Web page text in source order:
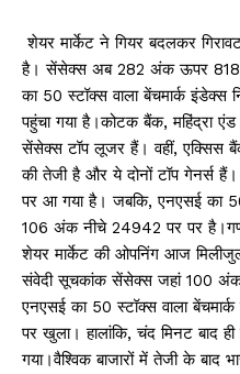
शेयर मार्केट ने गियर बदलकर
है। सेंसेक्स अब 282 अंक ऊपर
का 50 स्टॉक्स वाला बेंचमार्क
पहुंचा गया है।कोटक बैंक, महिंद्रा
सेंसेक्स टॉप लूजर हैं। वहीं,
की तेजी है और ये दोनों टॉप गेनर्स
पर आ गया है। जबकि, एनएसई का 50
106 अंक नीचे 24942 पर पर
शेयर मार्केट की ओपनिंग आज
संवेदी सूचकांक सेंसेक्स जहां 100
एनएसई का 50 स्टॉक्स वाला
पर खुला। हालांकि, चंद मिनट बाद
गया।वैश्विक बाजारों में तेजी के बाद